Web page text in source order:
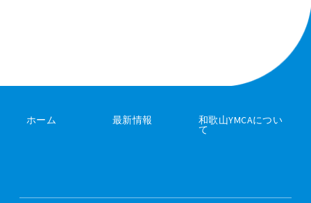
ホーム 最新情報 和歌山YMCAについ
て